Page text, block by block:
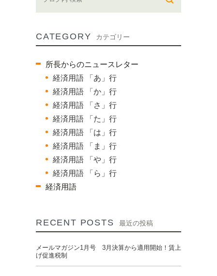
CATEGORY カテゴリー
所長からのニュースレター
経済用語 「あ」行
経済用語 「か」行
経済用語 「さ」行
経済用語 「た」行
経済用語 「は」行
経済用語 「ま」行
経済用語 「や」行
経済用語 「ら」行
経済用語
RECENT POSTS 最近の投稿
メールマガジン1月号 3月決算から適用開始！賃上
げ促進税制